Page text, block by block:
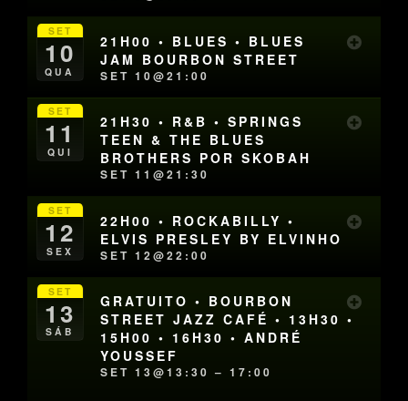
SET
10
QUA
21H00 • BLUES • BLUES
JAM BOURBON STREET
SET 10@21:00
SET
11
QUI
21H30 • R&B • SPRINGS
TEEN & THE BLUES
BROTHERS POR SKOBAH
SET 11@21:30
SET
12
SEX
22H00 • ROCKABILLY •
ELVIS PRESLEY BY ELVINHO
SET 12@22:00
SET
13
SÁB
GRATUITO • BOURBON
STREET JAZZ CAFÉ • 13H30 •
15H00 • 16H30 • ANDRÉ
YOUSSEF
SET 13@13:30 – 17:00